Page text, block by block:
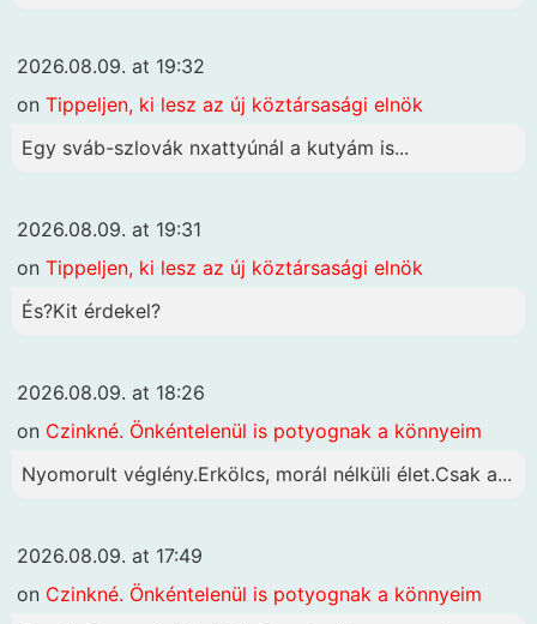
2026.08.09. at 19:32
on Tippeljen, ki lesz az új köztársasági elnök
Egy sváb-szlovák nxattyúnál a kutyám is...
2026.08.09. at 19:31
on Tippeljen, ki lesz az új köztársasági elnök
És?Kit érdekel?
2026.08.09. at 18:26
on Czinkné. Önkéntelenül is potyognak a könnyeim
Nyomorult véglény.Erkölcs, morál nélküli élet.Csak a...
2026.08.09. at 17:49
on Czinkné. Önkéntelenül is potyognak a könnyeim